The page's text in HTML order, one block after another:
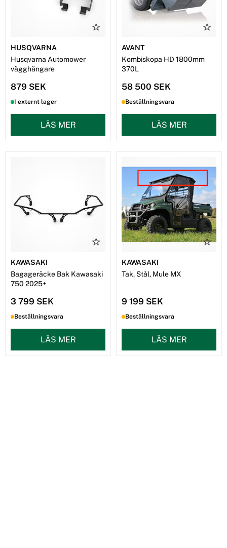
HUSQVARNA
Husqvarna Automower
vägghängare
879 SEK
I externt lager
LÄS MER
AVANT
Kombiskopa HD 1800mm
370L
58 500 SEK
Beställningsvara
LÄS MER
KAWASAKI
Bagageräcke Bak Kawasaki
750 2025+
3 799 SEK
Beställningsvara
LÄS MER
KAWASAKI
Tak, Stål, Mule MX
9 199 SEK
Beställningsvara
LÄS MER